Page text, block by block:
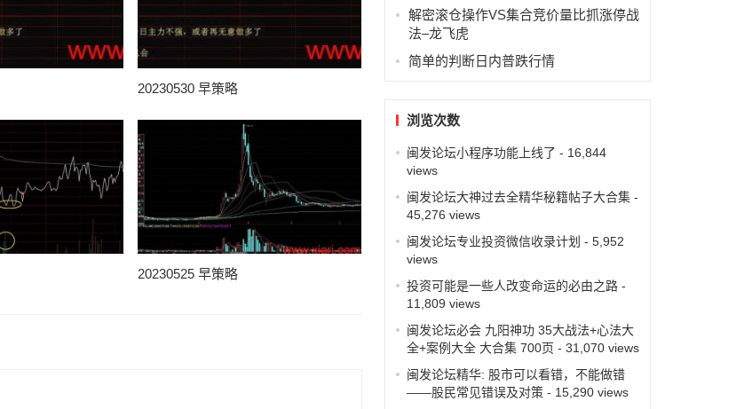
20230530 早策略
20230525 早策略
解密滚仓操作VS集合竞价量比抓涨停战
法–龙飞虎
简单的判断日内普跌行情
浏览次数
闽发论坛小程序功能上线了 - 16,844
views
闽发论坛大神过去全精华秘籍帖子大合集-
45,276 views
闽发论坛专业投资微信收录计划 - 5,952
views
投资可能是一些人改变命运的必由之路-
11,809 views
闽发论坛必会 九阳神功 35大战法+心法大
全+案例大全 大合集 700页 - 31,070 views
闽发论坛精华: 股市可以看错，不能做错
——股民常见错误及对策- 15,290 views